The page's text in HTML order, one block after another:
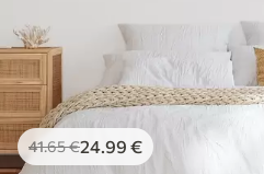
41.65€24.99 €